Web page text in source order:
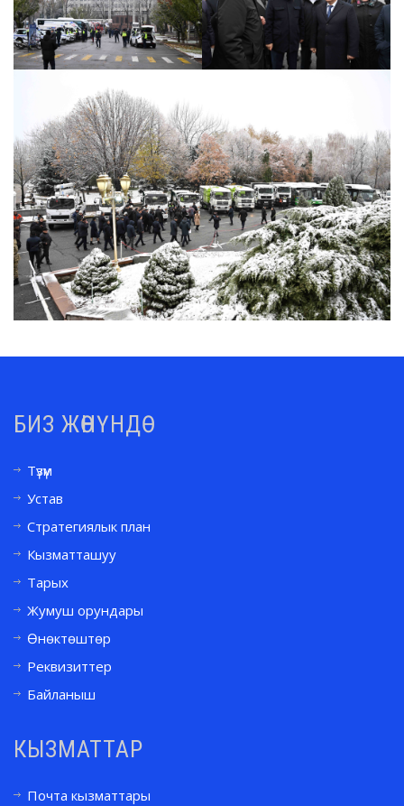
БИЗ ЖӨНҮНДӨ
Түзүм
Устав
Стратегиялык план
Кызматташуу
Тарых
Жумуш орундары
Өнөктөштөр
Реквизиттер
Байланыш
КЫЗМАТТАР
Почта кызматтары